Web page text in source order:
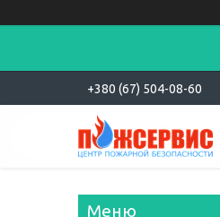
+380 (67) 504-08-60